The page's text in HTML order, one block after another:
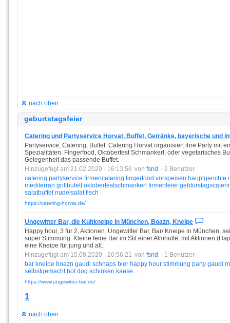
nach oben
geburtstagsfeier
Catering und Partyservice Horvat, Buffet, Getränke, bayerische und
Partyservice, Catering, Buffet. Catering Horvat organisiert ihre Party mit
Spezialitäten. Fingerfood, Oktoberfest Schmankerl, oder vegetarisches
Gelegenheit das passende Buffet.
Hinzugefügt am 21.02.2020 - 16:13:56 von fsnd - 2 Benutzer
catering partyservice firmencatering fingerfood vorspeisen hauptgerichte
mediterran grillbufett oktoberfestschmankerl firmenfeier
salatbuffet nudelsalat fisch
https://catering-horvat.de/
Ungewitter Bar, die Kultkneipe in München, Boazn, Kneipe
Happy hour, 3 für 2, Aktionen. Ungewitter Bar, Bar/ Kneipe in München,
super Stimmung. Kleine feine Bar im Stil einer Almhütte, mit Aktionen
eine Kneipe für jung und alt.
Hinzugefügt am 15.08.2020 - 20:56:21 von fsnd - 1 Benutzer
bar kneipe boazn gaudi schnaps bier happy hour stimmung party gaudi
selbstgemacht hot dog schinken kaese
https://www.ungewitter-bar.de/
1
nach oben